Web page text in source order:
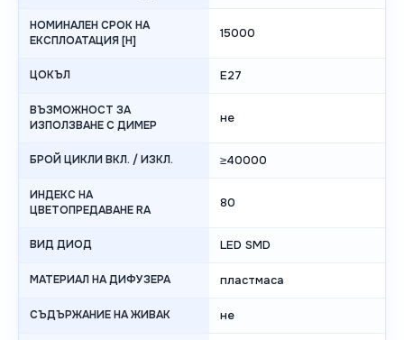
НОМИНАЛЕН СРОК НА
ЕКСПЛОАТАЦИЯ [H]
15000
ЦОКЪЛ E27
ВЪЗМОЖНОСТ ЗА
ИЗПОЛЗВАНЕ С ДИМЕР
не
БРОЙ ЦИКЛИ ВКЛ. / ИЗКЛ. ≥40000
ИНДЕКС НА
ЦВЕТОПРЕДАВАНЕ RA
80
ВИД ДИОД LED SMD
МАТЕРИАЛ НА ДИФУЗЕРА пластмаса
СЪДЪРЖАНИЕ НА ЖИВАК не